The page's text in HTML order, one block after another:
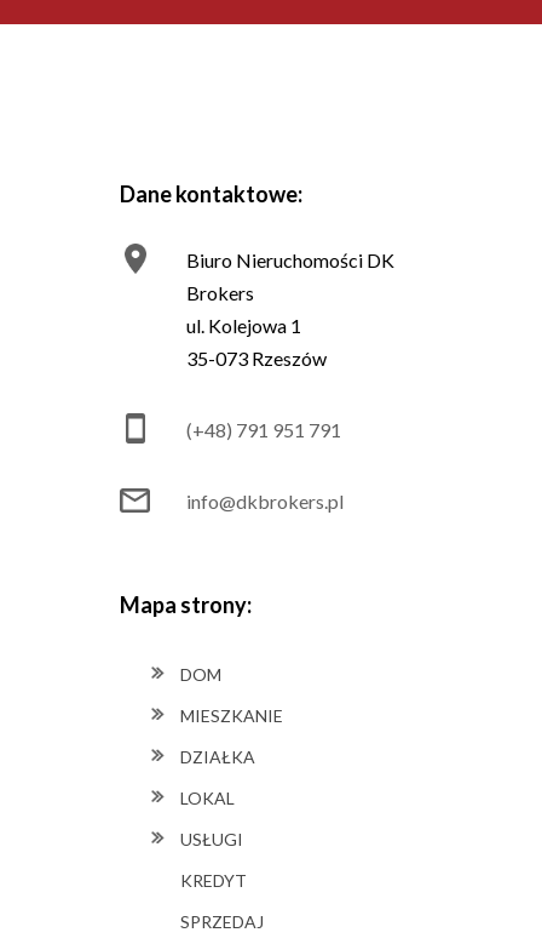
Dane kontaktowe:
Biuro Nieruchomości DK
Brokers
ul. Kolejowa 1
35-073 Rzeszów
(+48) 791 951 791
info@dkbrokers.pl
Mapa strony:
DOM
MIESZKANIE
DZIAŁKA
LOKAL
USŁUGI
KREDYT
SPRZEDAJ